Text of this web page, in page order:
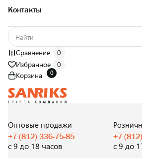
Контакты
Сравнение
0
Избранное
0
Корзина
0
И В РОЗНИЦУ
Оптовые продажи
+7 (812) 336-75-85
с 9 до 18 часов
+7
с 9 до